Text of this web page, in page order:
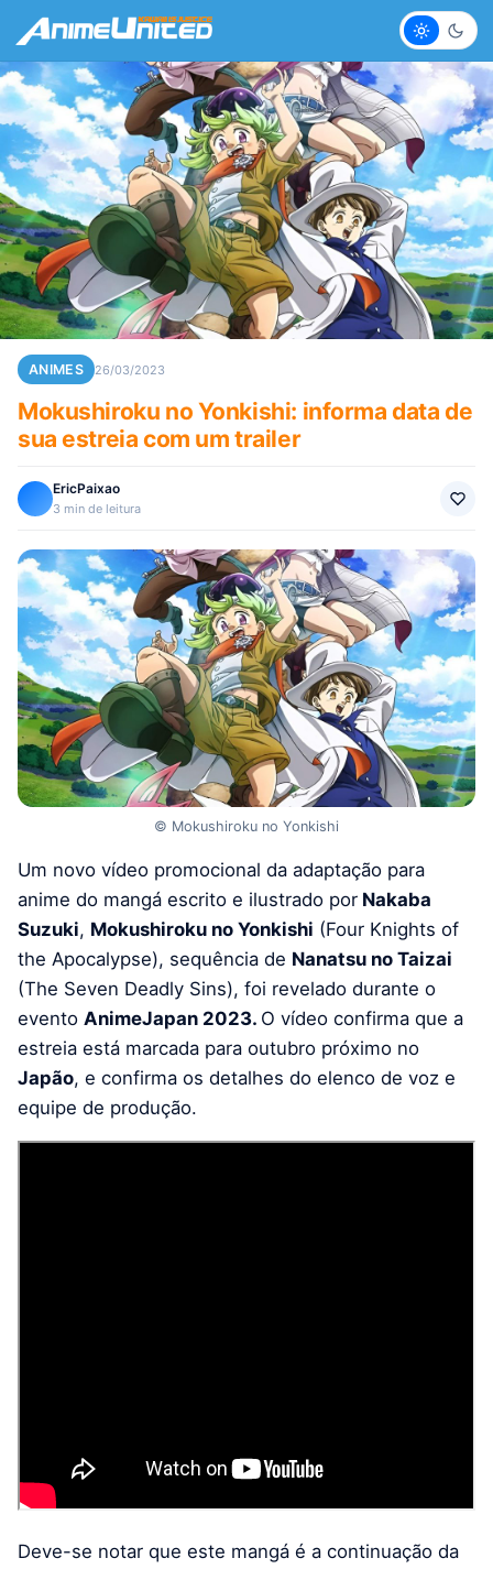
Claro
ANIMES 26/03/2023
Mokushiroku no Yonkishi: informa data de
sua estreia com um trailer
EricPaixao
3 min de leitura
© Mokushiroku no Yonkishi
Um novo vídeo promocional da adaptação para
anime do mangá escrito e ilustrado por Nakaba
Suzuki, Mokushiroku no Yonkishi (Four Knights of
the Apocalypse), sequência de Nanatsu no Taizai
(The Seven Deadly Sins), foi revelado durante o
evento AnimeJapan 2023. O vídeo confirma que a
estreia está marcada para outubro próximo no
Japão, e confirma os detalhes do elenco de voz e
equipe de produção.
Deve-se notar que este mangá é a continuação da